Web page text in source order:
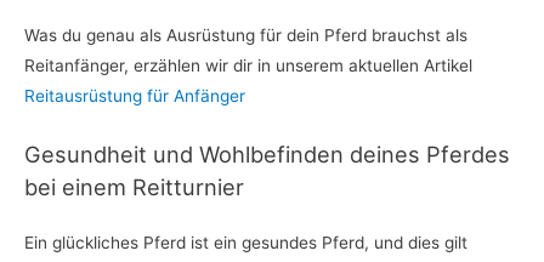
Was du genau als Ausrüstung für dein Pferd brauchst als
Reitanfänger, erzählen wir dir in unserem aktuellen Artikel
Reitausrüstung für Anfänger
Gesundheit und Wohlbefinden deines Pferdes
bei einem Reitturnier
Ein glückliches Pferd ist ein gesundes Pferd, und dies gilt